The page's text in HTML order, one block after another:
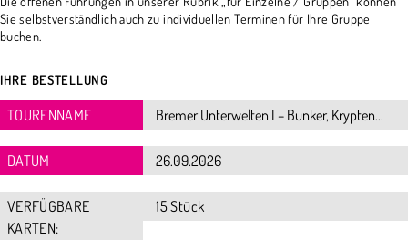
Sie selbstverständlich auch zu individuellen Terminen für Ihre Gruppe
buchen.
IHRE BESTELLUNG
TOURENNAME
DATUM
VERFÜGBARE
KARTEN:
15 Stück